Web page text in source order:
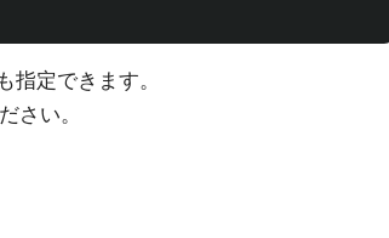
指定できます。
さい。